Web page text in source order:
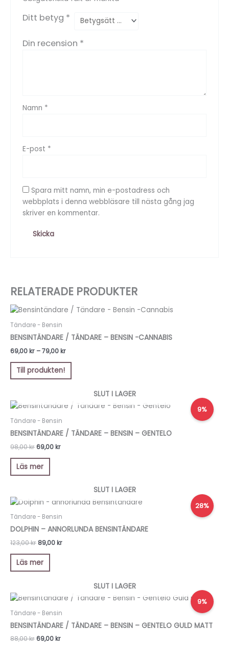
Ditt betyg *
Din recension *
Namn *
E-post *
Spara mitt namn, min e-postadress och
webbplats i denna webbläsare till nästa gång jag
skriver en kommentar.
RELATERADE PRODUKTER
Tändare - Bensin
BENSINTÄNDARE / TÄNDARE – BENSIN -CANNABIS
69,00kr –79,00kr
Prisintervall:
69,00 kr
79,00 kr
Till produkten!
Den
produkten
har
De
alternativen
kan
på
9%
SLUT I LAGER
Tändare - Bensin
BENSINTÄNDARE / TÄNDARE – BENSIN – GENTELO
98,00kr
Det
ursprungliga
priset
var:
98,00 kr.
69,00kr
Det
nuvarande
priset
är:
69,00 kr.
Läs mer
28%
SLUT I LAGER
Tändare - Bensin
DOLPHIN – ANNORLUNDA BENSINTÄNDARE
123,00kr
Det
priset
var:
123,00 kr.
89,00kr
Det
är:
89,00 kr.
Läs mer
9%
SLUT I LAGER
Tändare - Bensin
BENSINTÄNDARE / TÄNDARE – BENSIN – GENTELO GULD MATT
88,00kr
Det
ursprungliga
priset
var:
88,00 kr.
69,00kr
Det
nuvarande
priset
är:
69,00 kr.